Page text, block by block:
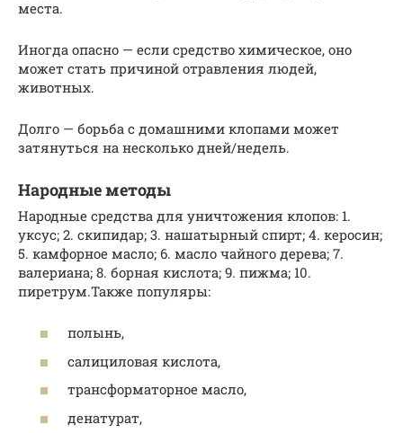
места.
Иногда опасно — если средство химическое, оно
может стать причиной отравления людей,
животных.
Долго — борьба с домашними клопами может
затянуться на несколько дней/недель.
Народные методы
Народные средства для уничтожения клопов: 1.
уксус; 2. скипидар; 3. нашатырный спирт; 4. керосин;
5. камфорное масло; 6. масло чайного дерева; 7.
валериана; 8. борная кислота; 9. пижма; 10.
пиретрум.Также популяры:
полынь,
салициловая кислота,
трансформаторное масло,
денатурат,